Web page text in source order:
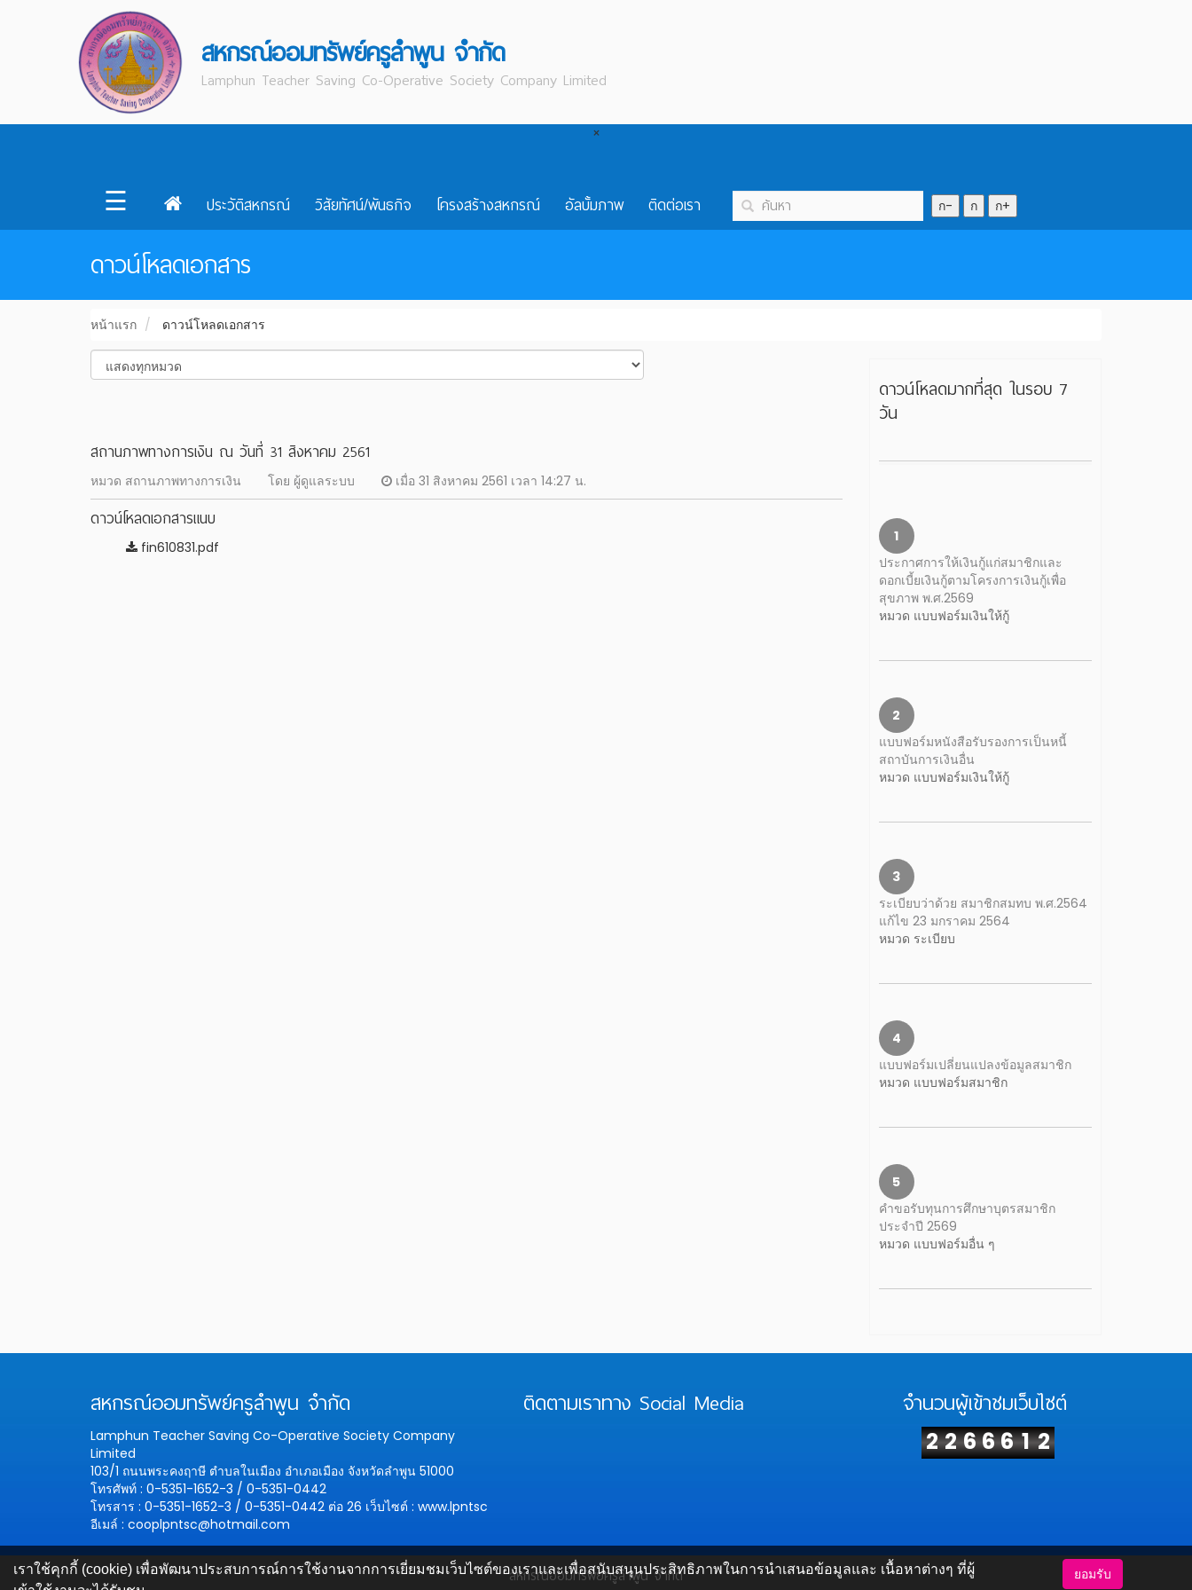
สหกรณ์ออมทรัพย์ครูลำพูน จำกัด
Lamphun Teacher Saving Co-Operative Society Company Limited
×
☰ ประวัติสหกรณ์ วิสัยทัศน์/พันธกิจ โครงสร้างสหกรณ์ อัลบั้มภาพ ติดต่อเรา ก- ก ก+
ดาวน์โหลดเอกสาร
หน้าแรก ดาวน์โหลดเอกสาร
สถานภาพทางการเงิน ณ วันที่ 31 สิงหาคม 2561
หมวด สถานภาพทางการเงิน โดย ผู้ดูแลระบบ เมื่อ 31 สิงหาคม 2561 เวลา 14:27 น.
ดาวน์โหลดเอกสารแนบ
fin610831.pdf
ดาวน์โหลดมากที่สุด ในรอบ 7
วัน
1
ประกาศการให้เงินกู้แก่สมาชิกและ
ดอกเบี้ยเงินกู้ตามโครงการเงินกู้เพื่อ
สุขภาพ พ.ศ.2569
หมวด แบบฟอร์มเงินให้กู้
2
แบบฟอร์มหนังสือรับรองการเป็นหนี้
สถาบันการเงินอื่น
หมวด แบบฟอร์มเงินให้กู้
3
ระเบียบว่าด้วย สมาชิกสมทบ พ.ศ.2564
แก้ไข 23 มกราคม 2564
หมวด ระเบียบ
4
แบบฟอร์มเปลี่ยนแปลงข้อมูลสมาชิก
หมวด แบบฟอร์มสมาชิก
5
คำขอรับทุนการศึกษาบุตรสมาชิก
ประจำปี 2569
หมวด แบบฟอร์มอื่น ๆ
สหกรณ์ออมทรัพย์ครูลำพูน จำกัด
Lamphun Teacher Saving Co-Operative Society Company
Limited
103/1 ถนนพระคงฤาษี ตำบลในเมือง อำเภอเมือง จังหวัดลำพูน 51000
โทรศัพท์ : 0-5351-1652-3 / 0-5351-0442
โทรสาร : 0-5351-1652-3 / 0-5351-0442 ต่อ 26 เว็บไซต์ : www.lpntsc
อีเมล์ : cooplpntsc@hotmail.com
ติดตามเราทาง Social Media จำนวนผู้เข้าชมเว็บไซต์
2 2666 1 2
สหกรณ์ออมทรัพย์ครูลำพูน จำกัด
เราใช้คุกกี้ (cookie) เพื่อพัฒนาประสบการณ์การใช้งานจากการเยี่ยมชมเว็บไซต์ของเราและเพื่อสนับสนุนประสิทธิภาพในการนำเสนอข้อมูลและ เนื้อหาต่างๆ ที่ผู้
ยอมรับ